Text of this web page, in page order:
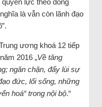
lực theo đồng
là vẫn còn lãnh đạo
”.
ương khoá 12 tiếp
2016 „Về tăng
ngăn chặn, đẩy lùi sự
đức, lối sống, những
hoá“ trong nội bộ.“